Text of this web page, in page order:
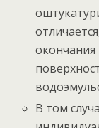
В том